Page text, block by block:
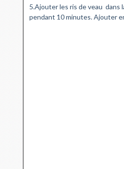
5.Ajouter les ris de veau dans
pendant 10 minutes. Ajouter